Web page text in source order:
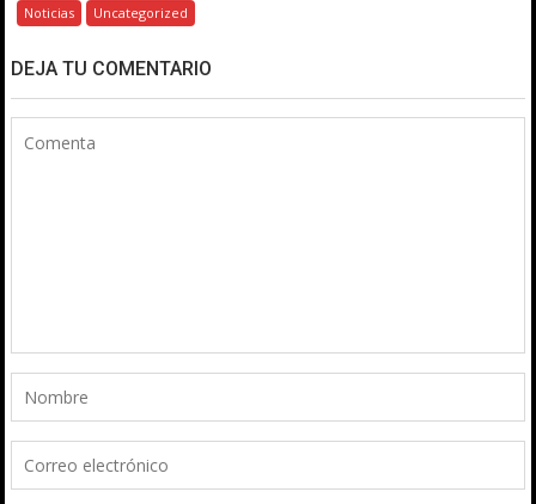
Noticias Uncategorized
DEJA TU COMENTARIO